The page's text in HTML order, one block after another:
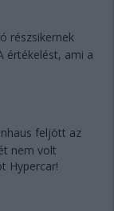
részsikernek
értékelést, ami a
feljött az
nem volt
Hypercar!